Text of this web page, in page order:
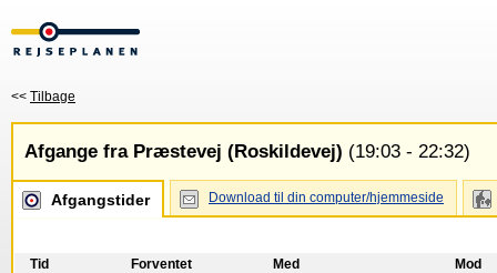
<< Tilbage
Afgange fra Præstevej (Roskildevej) (19:03 - 22:32)
Afgangstider Download til din computer/hjemmeside
Tid Forventet Med
Mod